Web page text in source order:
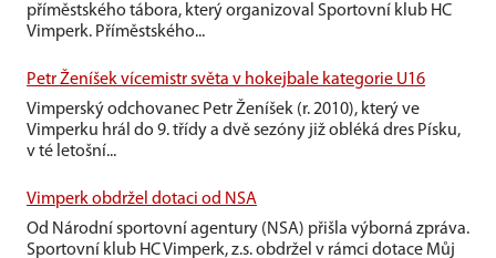
příměstského tábora, který organizoval Sportovní klub HC
Vimperk. Příměstského...
Petr Ženíšek vícemistr světa v hokejbale kategorie U16
Vimperský odchovanec Petr Ženíšek (r. 2010), který ve
Vimperku hrál do 9. třídy a dvě sezóny již obléká dres Písku,
v té letošní...
Vimperk obdržel dotaci od NSA
Od Národní sportovní agentury (NSA) přišla výborná zpráva.
Sportovní klub HC Vimperk, z.s. obdržel v rámci dotace Můj